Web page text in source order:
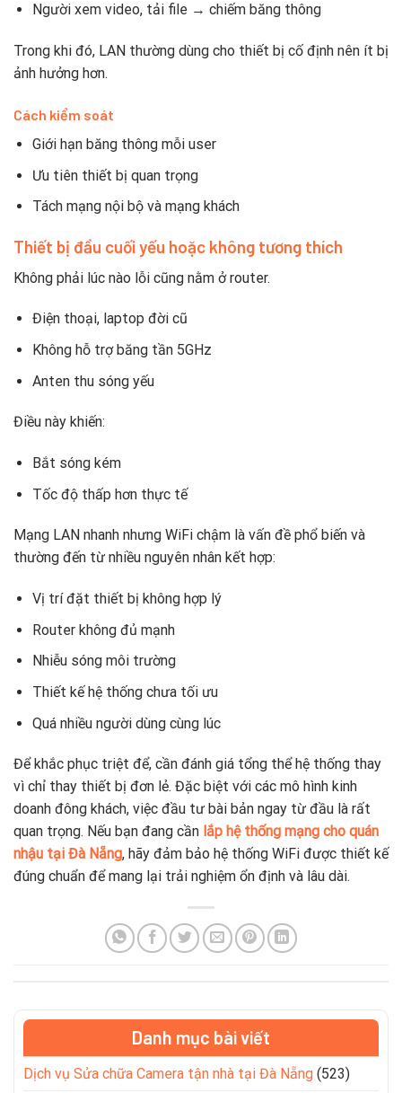
Người xem video, tải file → chiếm băng thông
Trong khi đó, LAN thường dùng cho thiết bị cố định nên ít bị
ảnh hưởng hơn.
Cách kiểm soát
Giới hạn băng thông mỗi user
Ưu tiên thiết bị quan trọng
Tách mạng nội bộ và mạng khách
Thiết bị đầu cuối yếu hoặc không tương thích
Không phải lúc nào lỗi cũng nằm ở router.
Điện thoại, laptop đời cũ
Không hỗ trợ băng tần 5GHz
Anten thu sóng yếu
Điều này khiến:
Bắt sóng kém
Tốc độ thấp hơn thực tế
Mạng LAN nhanh nhưng WiFi chậm là vấn đề phổ biến và
thường đến từ nhiều nguyên nhân kết hợp:
Vị trí đặt thiết bị không hợp lý
Router không đủ mạnh
Nhiễu sóng môi trường
Thiết kế hệ thống chưa tối ưu
Quá nhiều người dùng cùng lúc
Để khắc phục triệt để, cần đánh giá tổng thể hệ thống thay
vì chỉ thay thiết bị đơn lẻ. Đặc biệt với các mô hình kinh
doanh đông khách, việc đầu tư bài bản ngay từ đầu là rất
quan trọng. Nếu bạn đang cần lắp hệ thống mạng cho quán
nhậu tại Đà Nẵng, hãy đảm bảo hệ thống WiFi được thiết kế
đúng chuẩn để mang lại trải nghiệm ổn định và lâu dài.
Danh mục bài viết
Dịch vụ Sửa chữa Camera tận nhà tại Đà Nẵng (523)